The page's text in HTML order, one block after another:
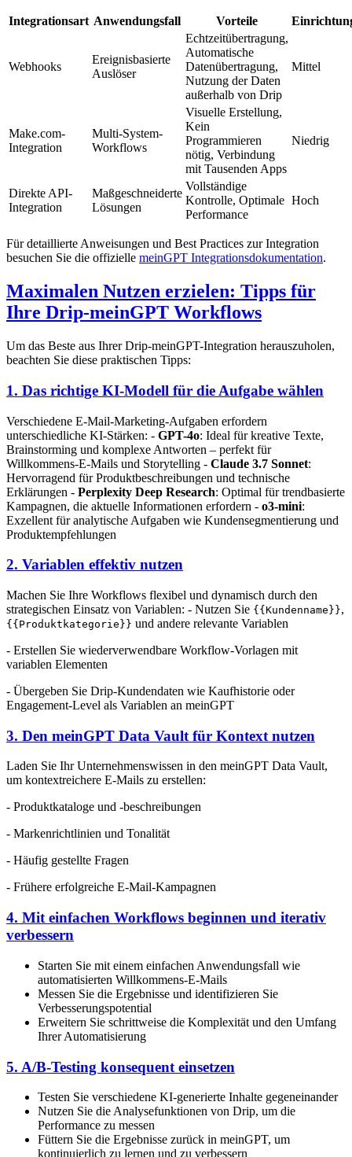
Integrationsart Anwendungsfall Vorteile
Webhooks
Ereignisbasierte
Auslöser
Echtzeitübertragung,
Automatische
Datenübertragung,
Nutzung der Daten
außerhalb von Drip
Mittel
Make.com-
Integration
Multi-System-
Workflows
Visuelle Erstellung,
Kein
Programmieren
nötig, Verbindung
mit Tausenden Apps
Niedrig
Direkte API-
Integration
Maßgeschneiderte
Lösungen
Vollständige
Kontrolle, Optimale
Performance
Hoch
Für detaillierte Anweisungen und Best Practices zur Integration
besuchen Sie die offizielle meinGPT Integrationsdokumentation.
Maximalen Nutzen erzielen: Tipps für
Ihre Drip-meinGPT Workflows
Um das Beste aus Ihrer Drip-meinGPT-Integration herauszuholen,
beachten Sie diese praktischen Tipps:
1. Das richtige KI-Modell für die Aufgabe wählen
Verschiedene E-Mail-Marketing-Aufgaben erfordern
unterschiedliche KI-Stärken: - GPT-4o: Ideal für kreative Texte,
Brainstorming und komplexe Antworten – perfekt für
Willkommens-E-Mails und Storytelling - Claude 3.7 Sonnet:
Hervorragend für Produktbeschreibungen und technische
Erklärungen - Perplexity Deep Research: Optimal für trendbasierte
Kampagnen, die aktuelle Informationen erfordern - o3-mini:
Exzellent für analytische Aufgaben wie Kundensegmentierung und
Produktempfehlungen
2. Variablen effektiv nutzen
Machen Sie Ihre Workflows flexibel und dynamisch durch den
strategischen Einsatz von Variablen: - Nutzen Sie {{Kundenname}},
{{Produktkategorie}} und andere relevante Variablen
- Erstellen Sie wiederverwendbare Workflow-Vorlagen mit
variablen Elementen
- Übergeben Sie Drip-Kundendaten wie Kaufhistorie oder
Engagement-Level als Variablen an meinGPT
3. Den meinGPT Data Vault für Kontext nutzen
Laden Sie Ihr Unternehmenswissen in den meinGPT Data Vault,
um kontextreichere E-Mails zu erstellen:
- Produktkataloge und -beschreibungen
- Markenrichtlinien und Tonalität
- Häufig gestellte Fragen
- Frühere erfolgreiche E-Mail-Kampagnen
4. Mit einfachen Workflows beginnen und iterativ
verbessern
Starten Sie mit einem einfachen Anwendungsfall wie
automatisierten Willkommens-E-Mails
Messen Sie die Ergebnisse und identifizieren Sie
Verbesserungspotential
Erweitern Sie schrittweise die Komplexität und den Umfang
Ihrer Automatisierung
5. A/B-Testing konsequent einsetzen
Testen Sie verschiedene KI-generierte Inhalte gegeneinander
Nutzen Sie die Analysefunktionen von Drip, um die
Performance zu messen
Füttern Sie die Ergebnisse zurück in meinGPT, um
kontinuierlich zu lernen und zu verbessern